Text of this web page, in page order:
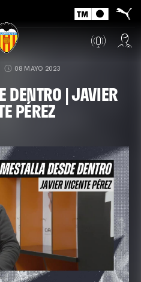
08 MAYO 2023
DENTRO | JAVIER
PÉREZ